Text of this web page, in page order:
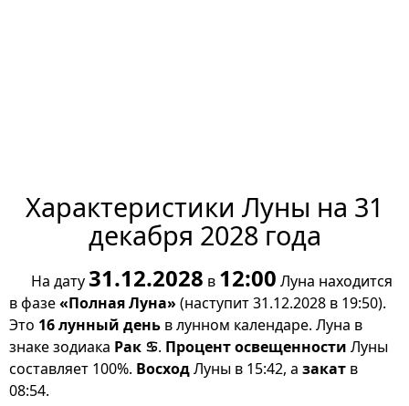
Характеристики Луны на 31
декабря 2028 года
На дату31.12.2028 в 12:00 Луна находится
в фазе«Полная Луна»(наступит 31.12.2028 в 19:50).
Это 16 лунный день в лунном календаре. Луна в
знаке зодиака Рак ♋. Процент освещенности Луны
составляет 100%. ВосходЛуны в 15:42, а закат в
08:54.